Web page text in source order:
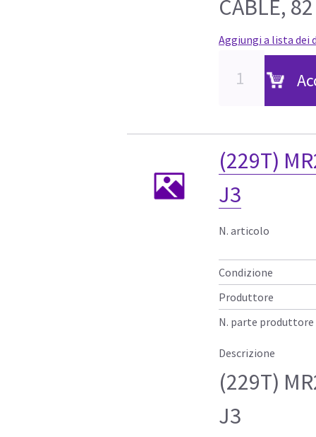
CABLE,
Aggiungi a lista dei
(229T)
J3
N. articolo
Condizione
Produttore
N. parte produttore
Descrizione
(229T)
J3